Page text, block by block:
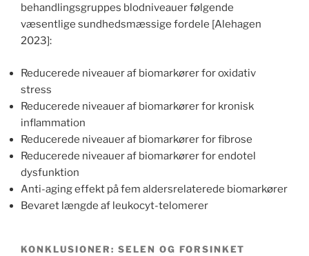
behandlingsgruppes blodniveauer følgende
væsentlige sundhedsmæssige fordele [Alehagen
2023]:
Reducerede niveauer af biomarkører for oxidativ
stress
Reducerede niveauer af biomarkører for kronisk
inflammation
Reducerede niveauer af biomarkører for fibrose
Reducerede niveauer af biomarkører for endotel
dysfunktion
Anti-aging effekt på fem aldersrelaterede biomarkører
Bevaret længde af leukocyt-telomerer
KONKLUSIONER: SELEN OG FORSINKET